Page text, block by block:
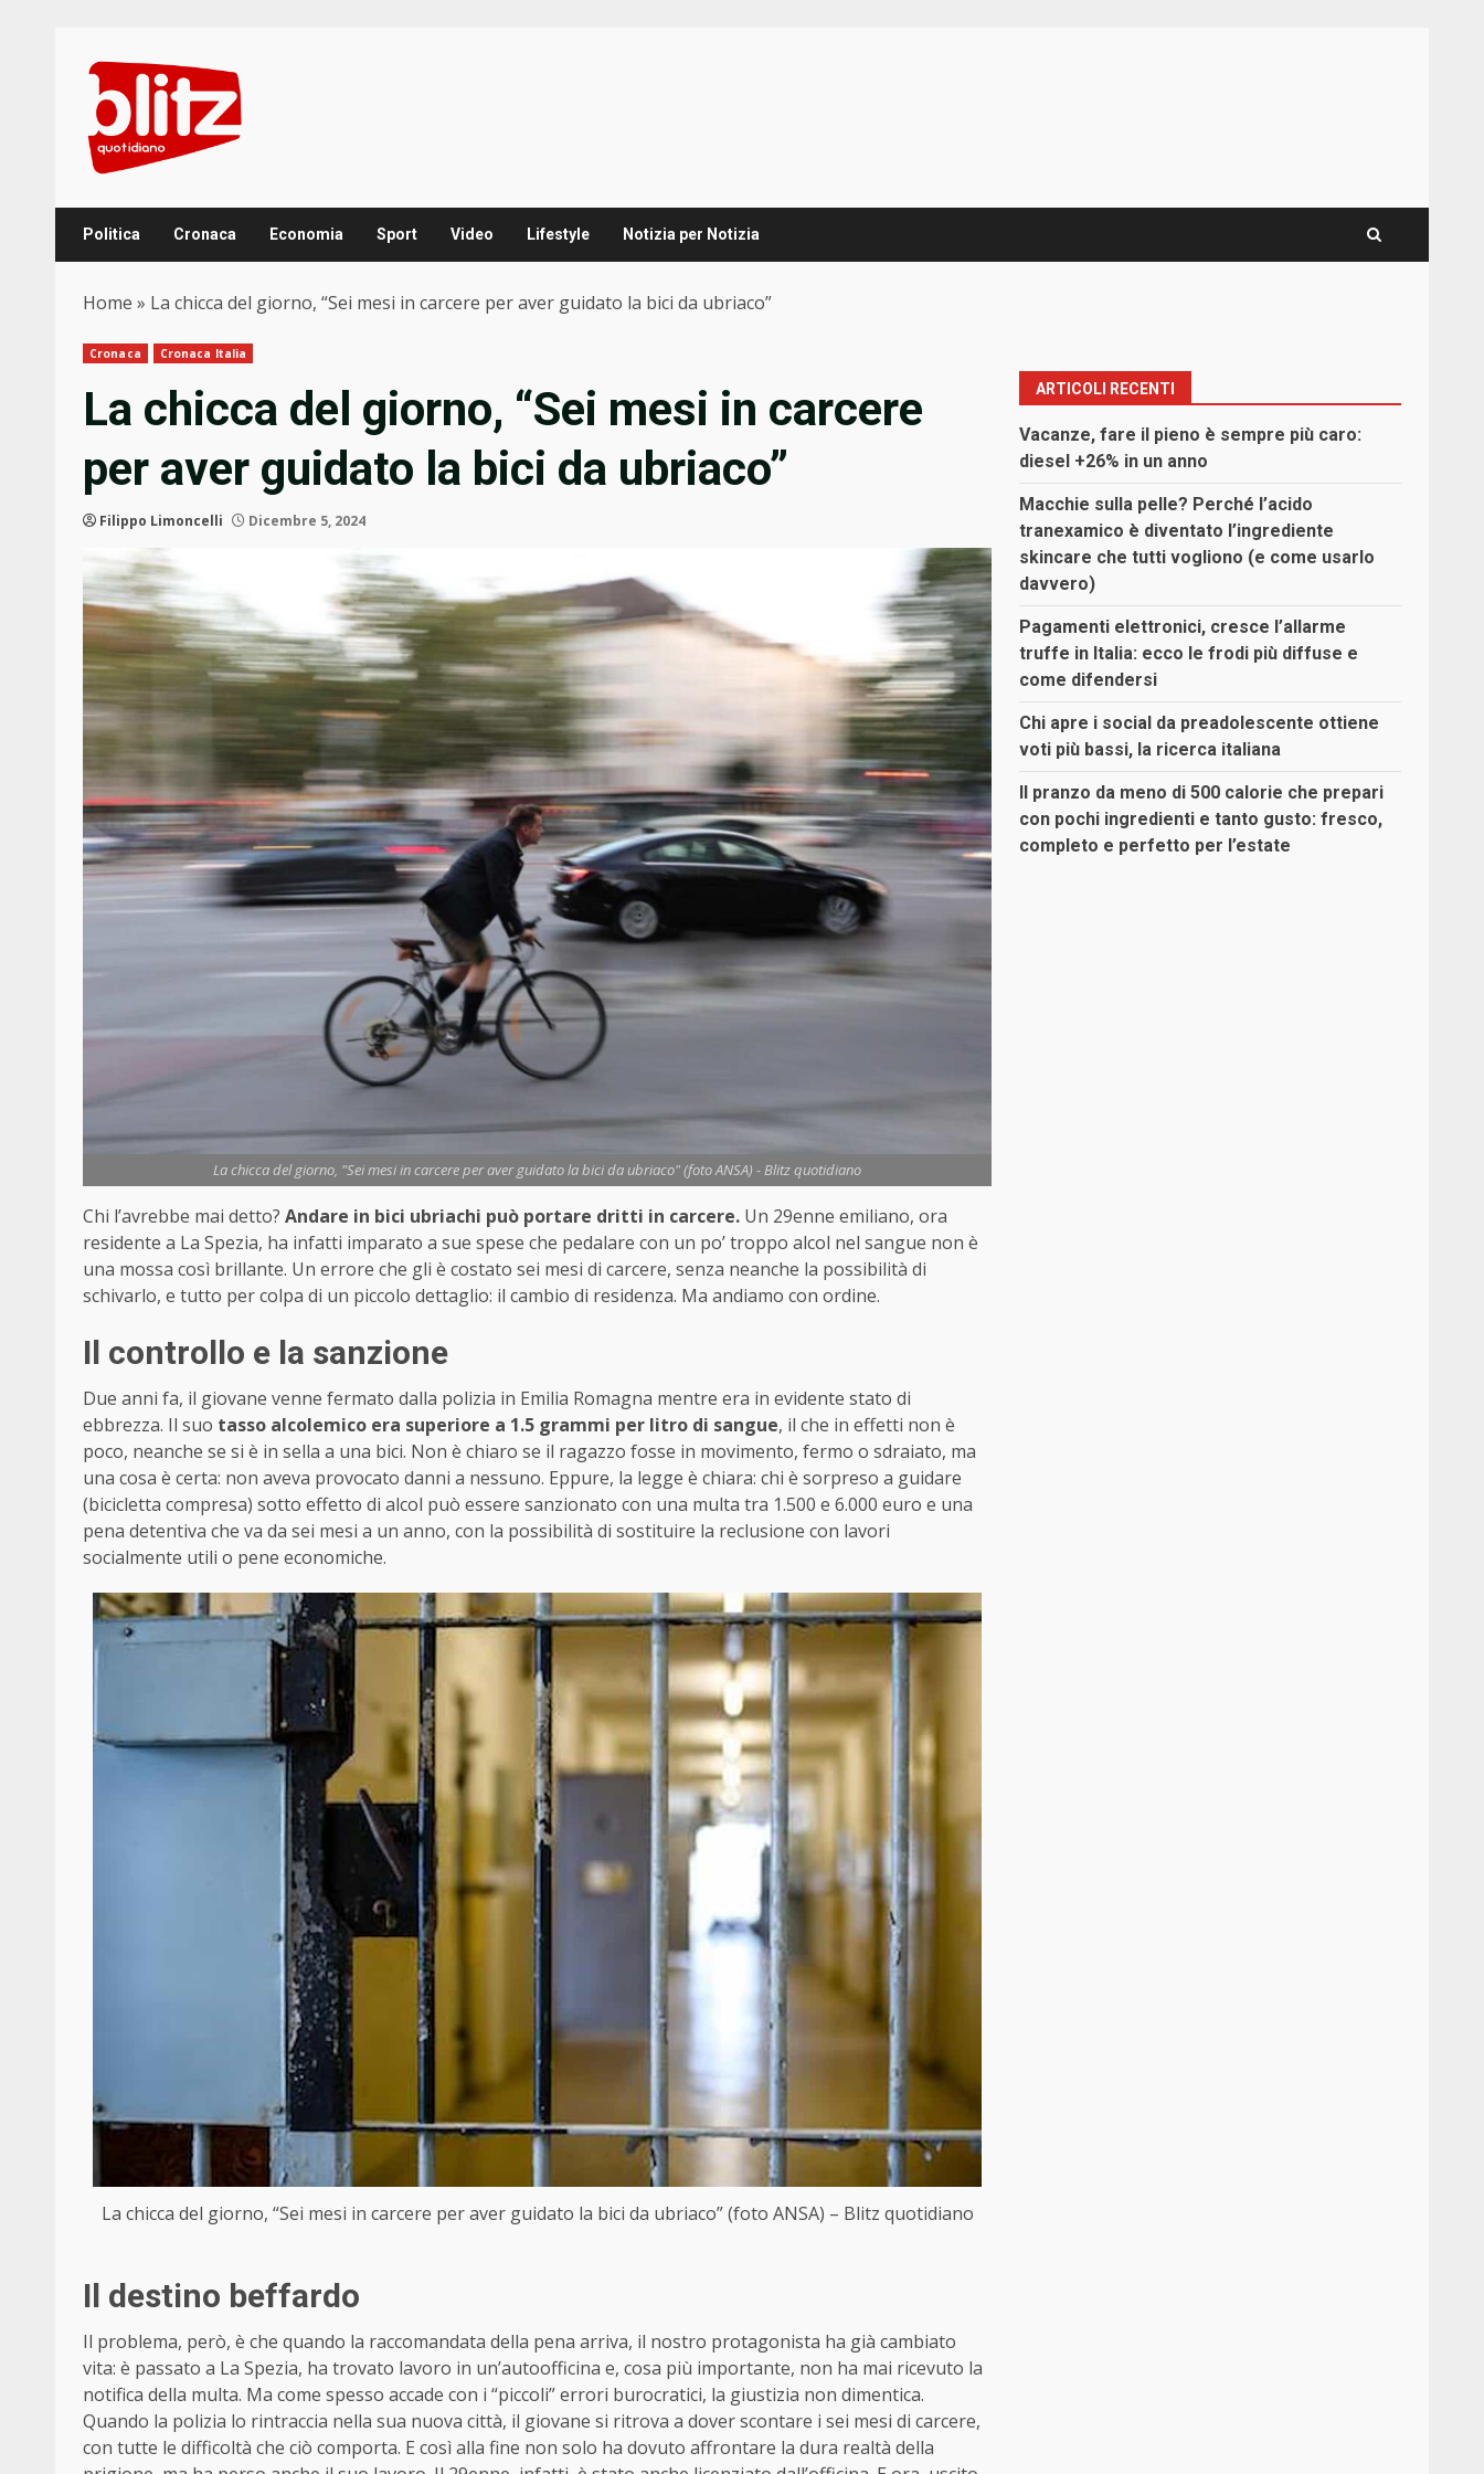
content
Politica Cronaca Economia Sport Video Lifestyle Notizia per Notizia
Home » La chicca del giorno, “Sei mesi in carcere per aver guidato la bici da ubriaco”
Cronaca Cronaca Italia
La chicca del giorno, “Sei mesi in carcere
per aver guidato la bici da ubriaco”
Filippo Limoncelli Dicembre 5, 2024
La chicca del giorno, "Sei mesi in carcere per aver guidato la bici da ubriaco" (foto ANSA) - Blitz quotidiano
Chi l’avrebbe mai detto? Andare in bici ubriachi può portare dritti in carcere. Un 29enne emiliano, ora
residente a La Spezia, ha infatti imparato a sue spese che pedalare con un po’ troppo alcol nel sangue non è
una mossa così brillante. Un errore che gli è costato sei mesi di carcere, senza neanche la possibilità di
schivarlo, e tutto per colpa di un piccolo dettaglio: il cambio di residenza. Ma andiamo con ordine.
Il controllo e la sanzione
Due anni fa, il giovane venne fermato dalla polizia in Emilia Romagna mentre era in evidente stato di
ebbrezza. Il suo tasso alcolemico era superiore a 1.5 grammi per litro di sangue, il che in effetti non è
poco, neanche se si è in sella a una bici. Non è chiaro se il ragazzo fosse in movimento, fermo o sdraiato, ma
una cosa è certa: non aveva provocato danni a nessuno. Eppure, la legge è chiara: chi è sorpreso a guidare
(bicicletta compresa) sotto effetto di alcol può essere sanzionato con una multa tra 1.500 e 6.000 euro e una
pena detentiva che va da sei mesi a un anno, con la possibilità di sostituire la reclusione con lavori
socialmente utili o pene economiche.
La chicca del giorno, “Sei mesi in carcere per aver guidato la bici da ubriaco” (foto ANSA) – Blitz quotidiano
Il destino beffardo
Il problema, però, è che quando la raccomandata della pena arriva, il nostro protagonista ha già cambiato
vita: è passato a La Spezia, ha trovato lavoro in un’autoofficina e, cosa più importante, non ha mai ricevuto la
notifica della multa. Ma come spesso accade con i “piccoli” errori burocratici, la giustizia non dimentica.
Quando la polizia lo rintraccia nella sua nuova città, il giovane si ritrova a dover scontare i sei mesi di carcere,
con tutte le difficoltà che ciò comporta. E così alla fine non solo ha dovuto affrontare la dura realtà della
ARTICOLI RECENTI
Vacanze, fare il pieno è sempre più caro:
diesel +26% in un anno
Macchie sulla pelle? Perché l’acido
tranexamico è diventato l’ingrediente
skincare che tutti vogliono (e come usarlo
davvero)
Pagamenti elettronici, cresce l’allarme
truffe in Italia: ecco le frodi più diffuse e
come difendersi
Chi apre i social da preadolescente ottiene
voti più bassi, la ricerca italiana
Il pranzo da meno di 500 calorie che prepari
con pochi ingredienti e tanto gusto: fresco,
completo e perfetto per l’estate